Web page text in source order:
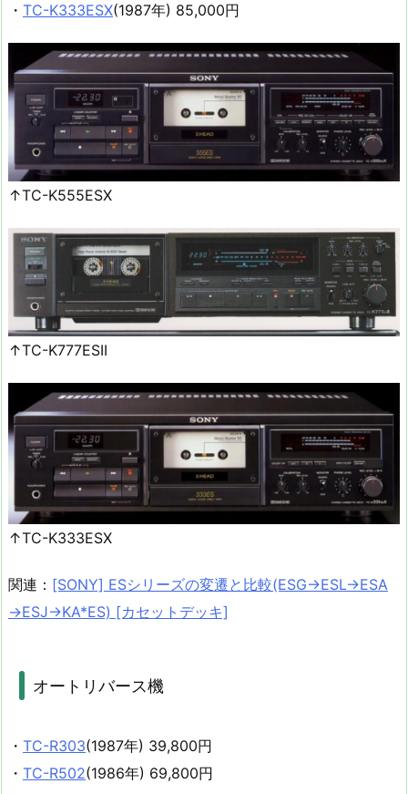
・ TC-K333ESX(1987年) 85,000円
↑TC-K555ESX
↑TC-K777ESII
↑TC-K333ESX
関連： [SONY] ESシリーズの変遷と比較(ESG→ESL→ESA
→ESJ→KA*ES) [カセットデッキ]
オートリバース機
・ TC-R303(1987年) 39,800円
・ TC-R502(1986年) 69,800円